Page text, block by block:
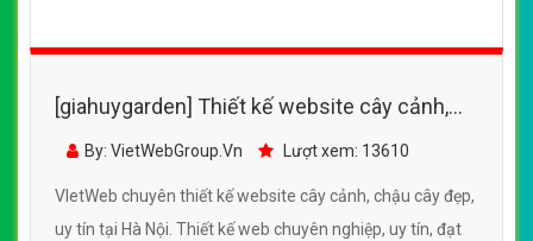
[giahuygarden] Thiết kế website cây cảnh,
chậu cây đẹp đẹp SEO nhanh hiệu quả
By: VietWebGroup.Vn Lượt xem: 13610
VIetWeb chuyên thiết kế website cây cảnh, chậu cây đẹp,
uy tín tại Hà Nội. Thiết kế web chuyên nghiệp, uy tín, đạt